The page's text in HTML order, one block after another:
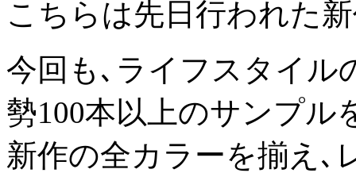
こちらは先日行われた
今回も､ライフスタイル
勢100本以上のサンプル
新作の全カラーを揃え､